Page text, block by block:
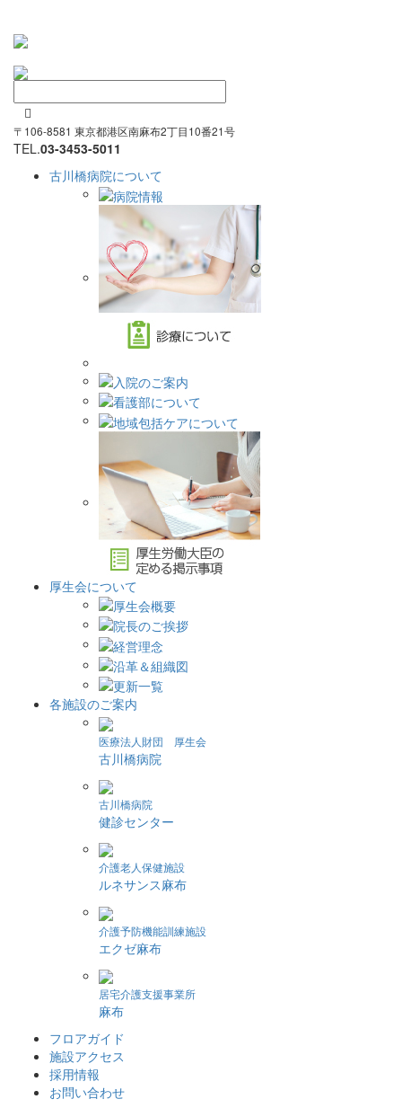

〒106-8581 東京都港区南麻布2丁目10番21号
TEL.03-3453-5011
古川橋病院について
厚生会について
各施設のご案内
医療法人財団 厚生会
古川橋病院
古川橋病院
健診センター
介護老人保健施設
ルネサンス麻布
介護予防機能訓練施設
エクゼ麻布
居宅介護支援事業所
麻布
フロアガイド
施設アクセス
採用情報
お問い合わせ